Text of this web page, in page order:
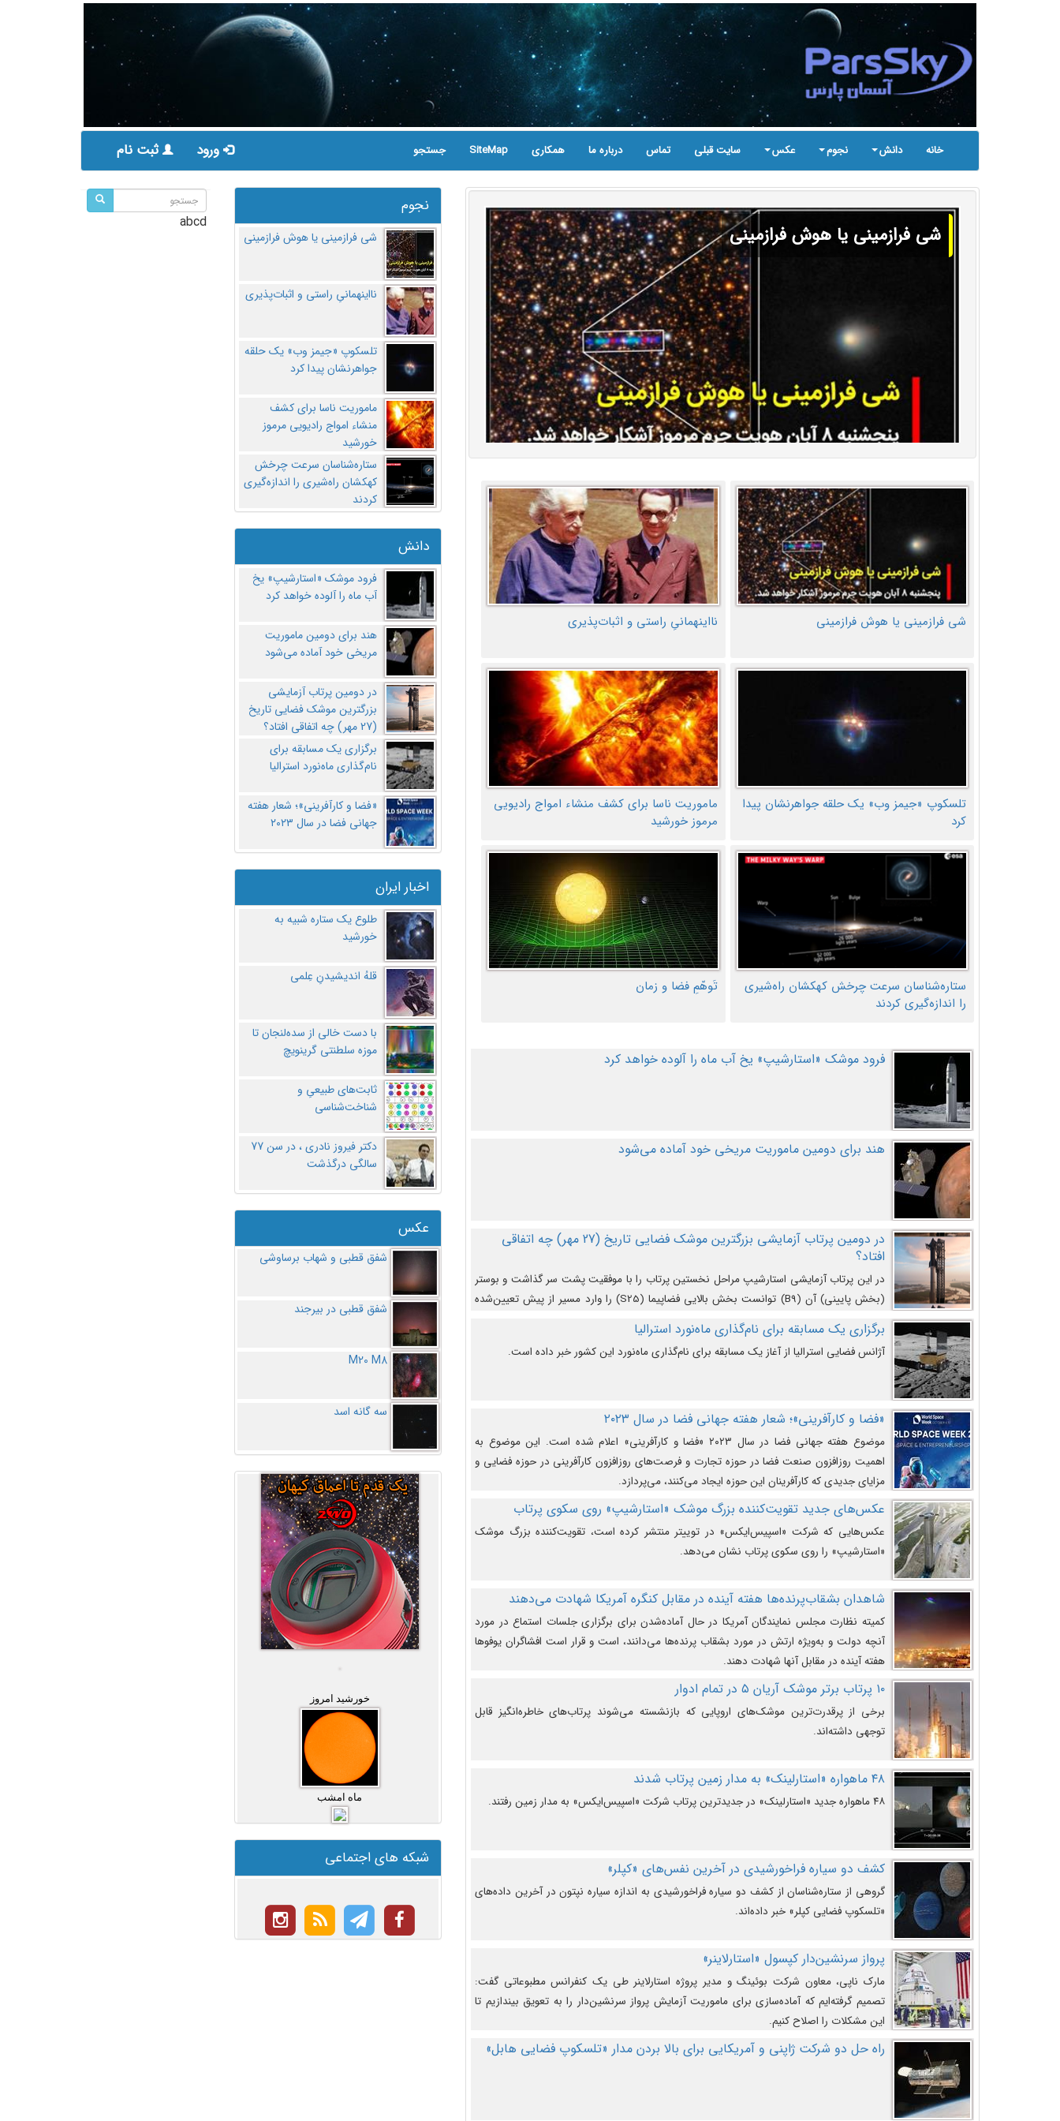
خانه دانش نجوم عکس سایت قبلی تماس درباره ما همکاری SiteMap جستجو ورود ثبت نام
شی فرازمینی یا هوش فرازمینی
شی فرازمینی یا هوش فرازمینی نااینهمانیِ راستی و اثبات‌پذیری
تلسکوپ «جیمز وب» یک حلقه جواهرنشان پیدا
کرد
ماموریت ناسا برای کشف منشاء امواج رادیویی
مرموز خورشید
ستاره‌شناسان سرعت چرخش کهکشان راه‌شیری
را اندازه‌گیری کردند
تَوهّمِ فضا و زمان
فرود موشک «استارشیپ» یخ آب ماه را آلوده خواهد کرد
هند برای دومین ماموریت مریخی خود آماده می‌شود
در دومین پرتاب آزمایشی بزرگترین موشک فضایی تاریخ (27 مهر‌) چه اتفاقی
افتاد؟
در این پرتاب آزمایشی استارشیپ مراحل نخستین پرتاب را با موفقیت پشت سر گذاشت و بوستر
(بخش پایینی) آن (B9) توانست بخش بالایی فضاپیما (S25) را وارد مسیر از پیش تعیین‌شده
کند و سپس با یک مکانیزم جدید با موفقیت از آن جدا شود. ‌
برگزاری یک مسابقه برای نام‌گذاری ماه‌نورد استرالیا
آژانس فضایی استرالیا از آغاز یک مسابقه برای نام‌گذاری ماه‌نورد این کشور خبر داده است.
«فضا و کارآفرینی»؛ شعار هفته جهانی فضا در سال ۲۰۲۳
موضوع هفته جهانی فضا در سال ۲۰۲۳ «فضا و کارآفرینی» اعلام شده است. این موضوع به
اهمیت روزافزون صنعت فضا در حوزه تجارت و فرصت‌های روزافزون کارآفرینی در حوزه فضایی و
مزایای جدیدی که کارآفرینان این حوزه ایجاد می‌کنند، می‌پردازد.
عکس‌های جدید تقویت‌کننده بزرگ موشک «استارشیپ» روی سکوی پرتاب
عکس‌هایی که شرکت «اسپیس‌ایکس» در توییتر منتشر کرده است، تقویت‌کننده بزرگ موشک
«استارشیپ» را روی سکوی پرتاب نشان می‌دهد.
شاهدان بشقاب‌پرنده‌ها هفته آینده در مقابل کنگره آمریکا شهادت می‌دهند
کمیته نظارت مجلس نمایندگان آمریکا در حال آماده‌شدن برای برگزاری جلسات استماع در مورد
آنچه دولت و به‌ویژه ارتش در مورد بشقاب پرنده‌ها می‌دانند، است و قرار است افشاگران یوفوها
هفته آینده در مقابل آنها شهادت دهند.
۱۰ پرتاب برتر موشک آریان ۵ در تمام ادوار
برخی از پرقدرت‌ترین موشک‌های اروپایی که بازنشسته می‌شوند پرتاب‌های خاطره‌انگیز قابل
توجهی داشته‌اند.
۴۸ ماهواره «استارلینک» به مدار زمین پرتاب شدند
۴۸ ماهواره جدید «استارلینک» در جدیدترین پرتاب شرکت «اسپیس‌ایکس» به مدار زمین رفتند.
کشف دو سیاره فراخورشیدی در آخرین نفس‌های «کپلر»
گروهی از ستاره‌شناسان از کشف دو سیاره فراخورشیدی به اندازه سیاره نپتون در آخرین داده‌های
«تلسکوپ فضایی کپلر» خبر داده‌اند.
پرواز سرنشین‌دار کپسول «استارلاینر»
مارک ناپی، معاون شرکت بوئینگ و مدیر پروژه استارلاینر طی یک کنفرانس مطبوعاتی گفت:
تصمیم گرفته‌ایم که آماده‌سازی برای ماموریت آزمایش پرواز سرنشین‌دار را به تعویق بیندازیم تا
این مشکلات را اصلاح کنیم.
راه حل دو شرکت ژاپنی و آمریکایی برای بالا بردن مدار «تلسکوپ فضایی هابل»
نجوم
شی فرازمینی یا هوش فرازمینی
نااینهمانیِ راستی و اثبات‌پذیری
تلسکوپ «جیمز وب» یک حلقه
جواهرنشان پیدا کرد
ماموریت ناسا برای کشف
منشاء امواج رادیویی مرموز
خورشید
ستاره‌شناسان سرعت چرخش
کهکشان راه‌شیری را اندازه‌گیری
کردند
دانش
فرود موشک «استارشیپ» یخ
آب ماه را آلوده خواهد کرد
هند برای دومین ماموریت
مریخی خود آماده می‌شود
در دومین پرتاب آزمایشی
بزرگترین موشک فضایی تاریخ
(27 مهر‌) چه اتفاقی افتاد؟
برگزاری یک مسابقه برای
نام‌گذاری ماه‌نورد استرالیا
«فضا و کارآفرینی»؛ شعار هفته
جهانی فضا در سال ۲۰۲۳
اخبار ایران
طلوع یک ستاره شبیه به
خورشید
قلهُ اندیشیدنِ عِلمی
با دست خالی از سده‌لنجان تا
موزه سلطنتی گرینویچ
ثابت‌های طبیعیِ و
شناخت‌شناسی
دکتر فیروز نادری ، در سن 77
سالگی درگذشت
عکس
شفق قطبی و شهاب برساوشی
شفق قطبی در بیرجند
M20 M8
سه گانه اسد
خورشید امروز
ماه امشب
شبکه های اجتماعی
abcd